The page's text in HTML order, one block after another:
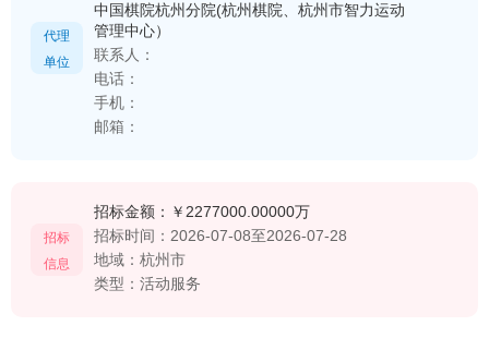
代理
单位
中国棋院杭州分院(杭州棋院、杭州市智力运动
管理中心）
联系人：
电话：
手机：
邮箱：
招标
信息
招标金额： ￥2277000.00000万
招标时间： 2026-07-08至2026-07-28
地域： 杭州市
类型： 活动服务